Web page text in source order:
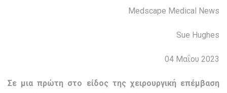
Medscape Medical News
Sue Hughes
04 Μαΐου 2023
Σε μια πρώτη στο είδος της χειρουργική επέμβαση